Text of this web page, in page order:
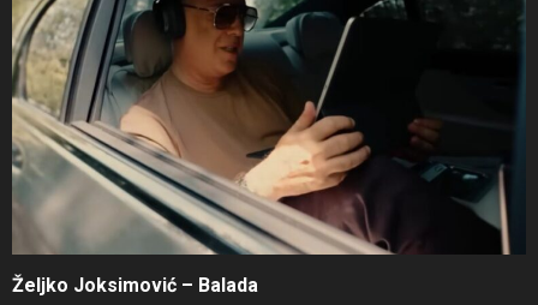
Željko Joksimović – Balada